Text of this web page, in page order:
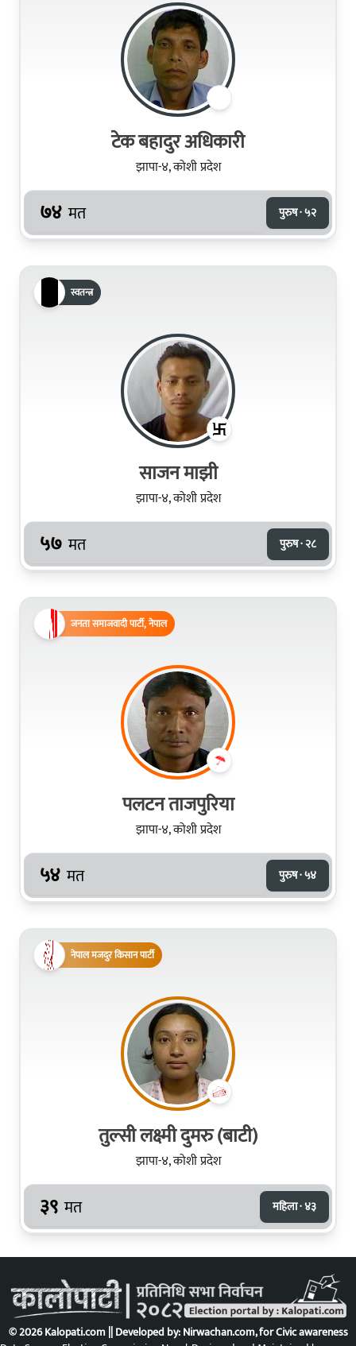
टेक बहादुर अधिकारी
झापा-४, कोशी प्रदेश
७४ मत पुरुष · ५२
स्वतन्त्र
साजन माझी
झापा-४, कोशी प्रदेश
५७ मत पुरुष · २८
जनता समाजवादी पार्टी, नेपाल
पलटन ताजपुरिया
झापा-४, कोशी प्रदेश
५४ मत पुरुष · ५४
नेपाल मजदुर किसान पार्टी
तुल्सी लक्ष्मी दुमरु (बाटी)
झापा-४, कोशी प्रदेश
३९ मत महिला · ४३
© 2026 Kalopati.com || Developed by:Nirwachan.com, for Civic awareness